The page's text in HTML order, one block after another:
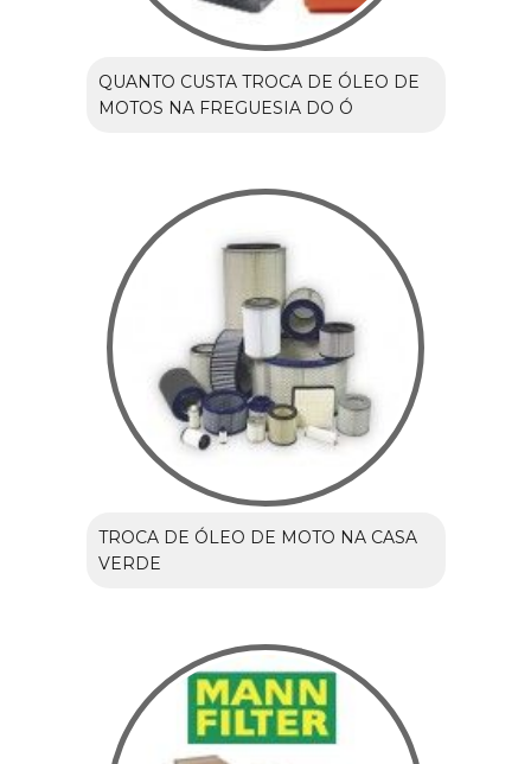
QUANTO CUSTA TROCA DE ÓLEO DE
MOTOS NA FREGUESIA DO Ó
TROCA DE ÓLEO DE MOTO NA CASA
VERDE